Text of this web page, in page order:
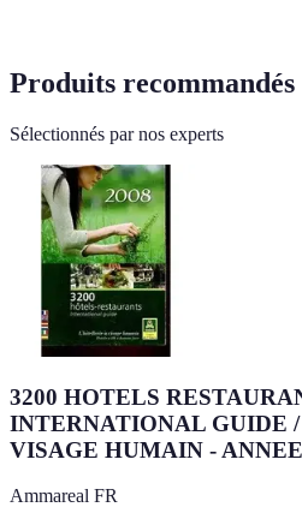
Produits recommandés
Sélectionnés par nos experts
3200 HOTELS
INTERNATIONAL GUIDE
VISAGE HUMAIN -
Ammareal FR